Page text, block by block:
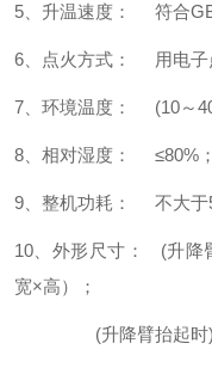
5、升温速度： 符合
6、点火方式： 用电子
7、环境温度： (10～
8、相对湿度： ≤80%；
9、整机功耗： 不大于
10、外形尺寸： (升降
宽×高）；
(升降臂抬起时) 520